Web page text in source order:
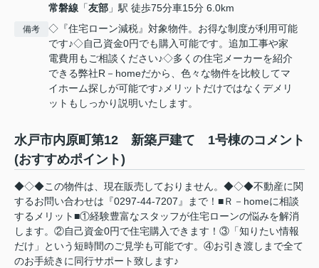
常磐線 「友部 」駅 徒歩75分車15分 6.0km
備考
◇『住宅ローン減税』対象物件。お得な制度が利用可能
です♪◇自己資金0円でも購入可能です。追加工事や家
電費用もご相談ください♪◇多くの住宅メーカーを紹介
できる弊社R－homeだから、色々な物件を比較してマ
イホーム探しが可能です♪メリットだけではなくデメリ
ットもしっかり説明いたします。
水戸市内原町第12 新築戸建て 1号棟のコメント
(おすすめポイント)
◆◇◆この物件は、現在販売しておりません。◆◇◆不動産に関
するお問い合わせは『0297-44-7207』まで！■Ｒ－homeに相談
するメリット■①経験豊富なスタッフが住宅ローンの悩みを解消
します。②自己資金0円で住宅購入できます！③「知りたい情報
だけ」という短時間のご見学も可能です。④お引き渡しまで全て
のお手続きに同行サポート致します♪